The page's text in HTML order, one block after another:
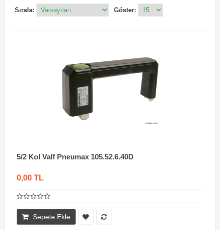
Sırala: Göster:
5/2 Kol Valf Pneumax 105.52.6.40D
0,00 TL
Sepete Ekle